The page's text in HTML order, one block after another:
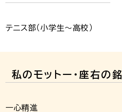
テニス部（小学生～高校）
私のモットー・座右の銘
一心精進